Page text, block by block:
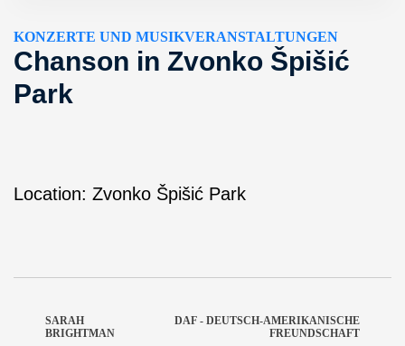
KONZERTE UND MUSIKVERANSTALTUNGEN
Chanson in Zvonko Špišić
Park
Location: Zvonko Špišić Park
SARAH
BRIGHTMAN
DAF - DEUTSCH-AMERIKANISCHE
FREUNDSCHAFT